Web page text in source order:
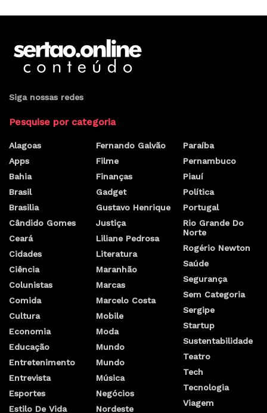
Home Notícias Ciência
horário de verão em meio à
crise hídrica
Marcelo Costa Ribeiro 11 de setembro de 2024
Ministro de Minas e Energia, Alexandre Silveira, confirmou a informação
em entrevista a jornalistas nesta quarta-feira (11)
O Ministério de Minas e Energia estuda a volta do horário
de verão como uma medida para reduzir os impactos da
atual crise hídrica sobre o setor elétrico.
A ideia ainda é analisada pela pasta, mas a avaliação é